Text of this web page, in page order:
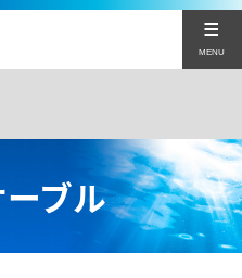
MENU
ルに関するお問い合わせ
ブル